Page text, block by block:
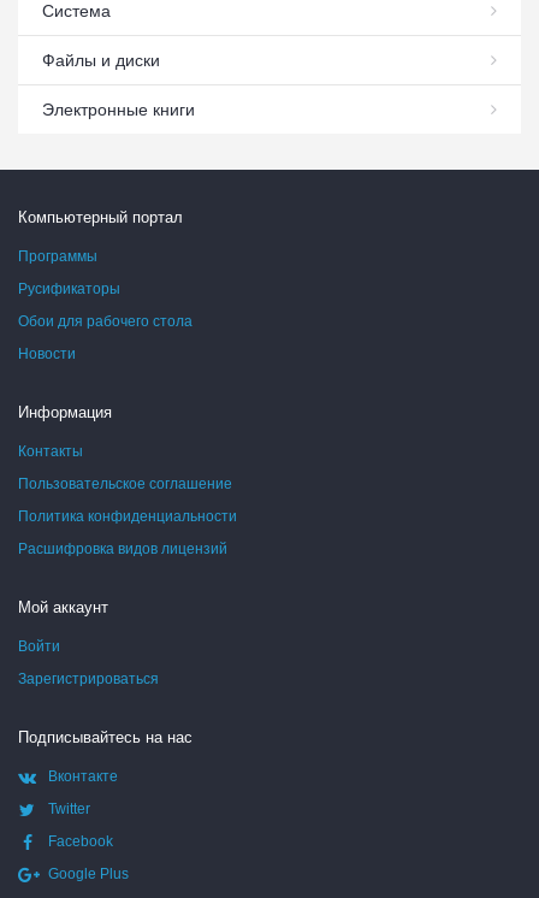
Система
Файлы и диски
Электронные книги
Компьютерный портал
Программы
Русификаторы
Обои для рабочего стола
Новости
Информация
Контакты
Пользовательское соглашение
Политика конфиденциальности
Расшифровка видов лицензий
Мой аккаунт
Войти
Зарегистрироваться
Подписывайтесь на нас
Вконтакте
Twitter
Facebook
Google Plus